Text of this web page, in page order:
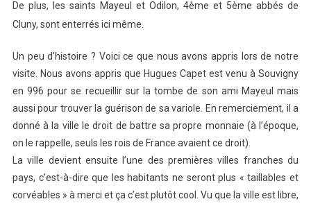
De plus, les saints Mayeul et Odilon, 4ème et 5ème abbés de
Cluny, sont enterrés ici même.
Un peu d’histoire ? Voici ce que nous avons appris lors de notre
visite. Nous avons appris que Hugues Capet est venu à Souvigny
en 996 pour se recueillir sur la tombe de son ami Mayeul mais
aussi pour trouver la guérison de sa variole. En remerciement, il a
donné à la ville le droit de battre sa propre monnaie (à l’époque,
on le rappelle, seuls les rois de France avaient ce droit).
La ville devient ensuite l’une des premières villes franches du
pays, c’est-à-dire que les habitants ne seront plus « taillables et
corvéables » à merci et ça c’est plutôt cool. Vu que la ville est libre,